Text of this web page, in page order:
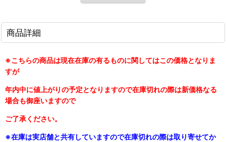
商品詳細
※こちらの商品は現在在庫の有るものに関してはこの価格となりま
すが
年内中に値上がりの予定となりますので在庫切れの際は新価格なる
場合も御座いますので
ご了承ください。
※在庫は実店舗と共有していますので在庫切れの際は取り寄せてか